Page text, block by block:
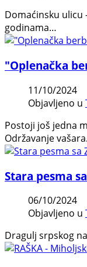
Domaćinsku ulicu
godinama…
"Oplenačka
11/10/2024
Objavljeno u
Postoji još jedna
Održavanje
Stara pesma
06/10/2024
Objavljeno u
Dragulj srpskog